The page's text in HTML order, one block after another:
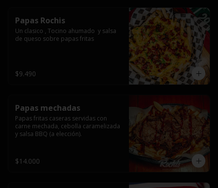
Papas Rochis
Un clasico , Tocino ahumado  y salsa
de queso sobre papas fritas
$9.490
Papas mechadas
Papas fritas caseras servidas con
carne mechada, cebolla caramelizada
y salsa BBQ (a elección).
$14.000